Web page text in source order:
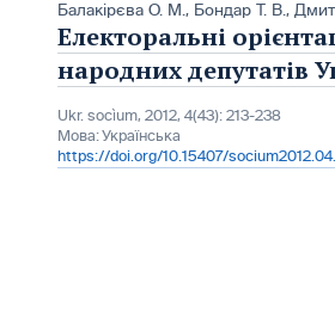
Балакірєва О. М., Бондар Т. В.,
Електоральні
народних депутатів
Ukr. socìum, 2012, 4(43): 213-238
Мова:Українська
https://doi.org/10.15407/